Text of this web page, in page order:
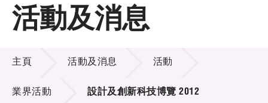
主頁
關於LSCM
技術商品化
項目及資助計劃
活動及消息
活動及消息
主頁 活動及消息 活動
業界活動 設計及創新科技博覽 2012